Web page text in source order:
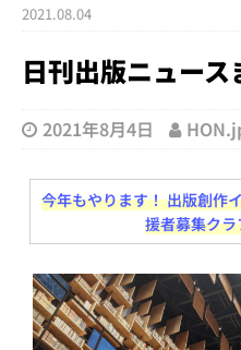
2021.08.04
日刊出版ニュー
2021年8月4日
今年もやります！ 出版創作
援者募集ク